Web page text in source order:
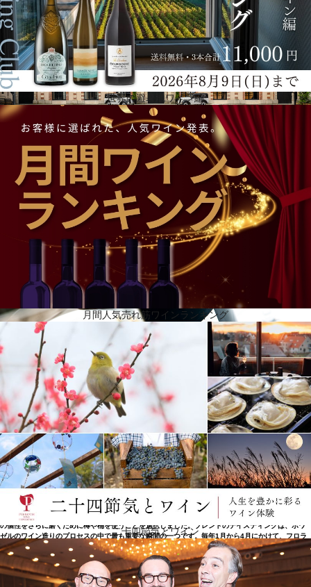
ボワゼルで流れる時間
シャルドネ、ピノ・ノワール、ピノ・ムニエを約50の村から購入、大部分はグラン･クリュとプルミ
エ･クリュです。発酵は温度管理（18度）のもとで行い、天然のアロマを保ちます。ボワゼルではそ
の後マロラクティック発酵も行い、よりまろやかにします。春、ワインは一定の割合の酵母と蔗糖
を混ぜたリキュール･ドゥ･ティラージュを添加し瓶詰めされます。瓶詰め後直ちに、年間を通じて
10度に保ったセラーに瓶を移し、二次発酵に約6週間かけます。ゆっくり時間をかけて繊細な泡と素
晴らしい法律では15カ月ですが、ボワゼルでは伝統的な会社にふさわしく、最低3年は寝かせます。
ヴィンテージシャンパーニュになるともっと時間をかけ、5年から7年たってからようやくアロマが
花開きます。その後長期にわたる熟成期間があります。
新しい時代へ
2019年、フロランとリオネル・ロック＝ボワゼルがメゾンを受け継ぎ、ボワゼルの発展とワインの
製造に新たな活力をもたらしています。温度管理されたステンレスタンクでの醸造に加え、ワイン
の個性をさらに磨くために樽や桶を使うことを選択しました。ブレンドのテイスティングは、ボワ
ゼルのワイン造りのプロセスの中で最も重要な瞬間の一つです。毎年1月から4月にかけて、フロラ
ンとリオネル・ロック＝ボワゼルは、両親のクリストフとエヴリーヌとともに、その年のワインを
すべて試飲します。 6世代にわたって一族が守り続けてきた品質と寛容の価値観に忠実な彼らは、
自分たちの責務と共有する遺産の力を強く自覚しています。彼らは、誠実で本物のワインを造るた
めに、独立した思考という倫理観をすべての行動に適用しています。
世界の避暑地ワイン編
月間人気売れ筋ワインランキング
二十四節気とワイン